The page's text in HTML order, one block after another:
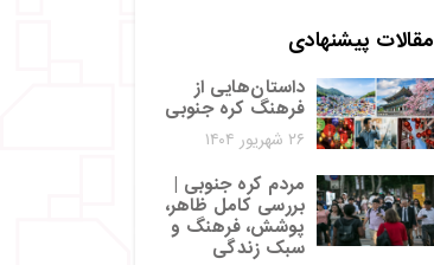
مقالات پیشنهادی
داستان‌هایی از
فرهنگ کره جنوبی
۲۶ شهریور ۱۴۰۴
مردم کره جنوبی |
بررسی کامل ظاهر،
پوشش، فرهنگ و
سبک زندگی